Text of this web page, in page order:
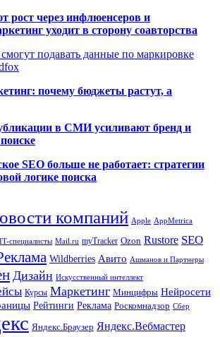
рост через инфлюенсеров и
уходит в сторону соавторства
подавать данные по маркировке
почему бюджеты растут, а
в СМИ усиливают бренд и
SEO больше не работает: стратегии
логике поиска
компаний Apple AppMetrica
IT-специалисты Mail.ru myTracker Ozon Rustore SEO
Wildberries Авито Ашманов и Партнеры
Дизайн Искусственный интеллект
Курсы Маркетинг Минцифры Нейросети
Рейтинги Реклама Роскомнадзор Сбер
Яндекс.Браузер Яндекс.Вебмастер